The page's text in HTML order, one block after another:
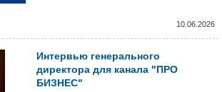
10.06.2026
Интервью генерального
директора для канала "ПРО
БИЗНЕС"